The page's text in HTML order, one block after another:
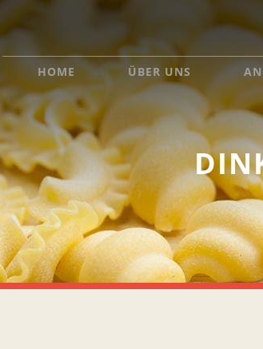
HOME ÜBER UNS